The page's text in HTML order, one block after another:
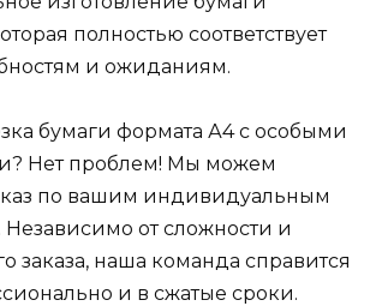
полностью соответствует
и ожиданиям.
бумаги формата А4 с особыми
Нет проблем! Мы можем
по вашим индивидуальным
от сложности и
заказа, наша команда справится
и в сжатые сроки.